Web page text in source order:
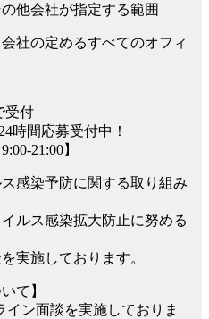
他会社が指定する範囲
社の定めるすべてのオフィ
受付
時間応募受付中！
21:00】
感染予防に関する取り組み
ルス感染拡大防止に努める
実施しております。
て】
イン面談を実施しておりま